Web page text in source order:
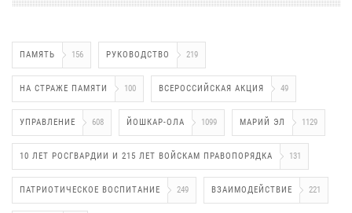
ПАМЯТЬ 156 РУКОВОДСТВО 219
НА СТРАЖЕ ПАМЯТИ 100 ВСЕРОССИЙСКАЯ АКЦИЯ 49
УПРАВЛЕНИЕ 608 ЙОШКАР-ОЛА 1099 МАРИЙ ЭЛ 1129
10 ЛЕТ РОСГВАРДИИ И 215 ЛЕТ ВОЙСКАМ ПРАВОПОРЯДКА 131
ПАТРИОТИЧЕСКОЕ ВОСПИТАНИЕ 249 ВЗАИМОДЕЙСТВИЕ 221